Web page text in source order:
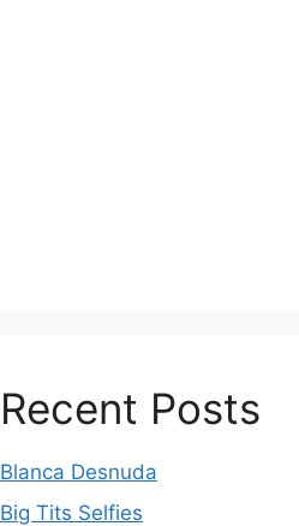
Recent Posts
Blanca Desnuda
Big Tits Selfies